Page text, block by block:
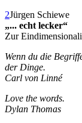
2Jürgen Schiewe
„... echt lecker“
Zur
Wenn du die
der Dinge.
Carl von Linné
Love the words.
Dylan Thomas